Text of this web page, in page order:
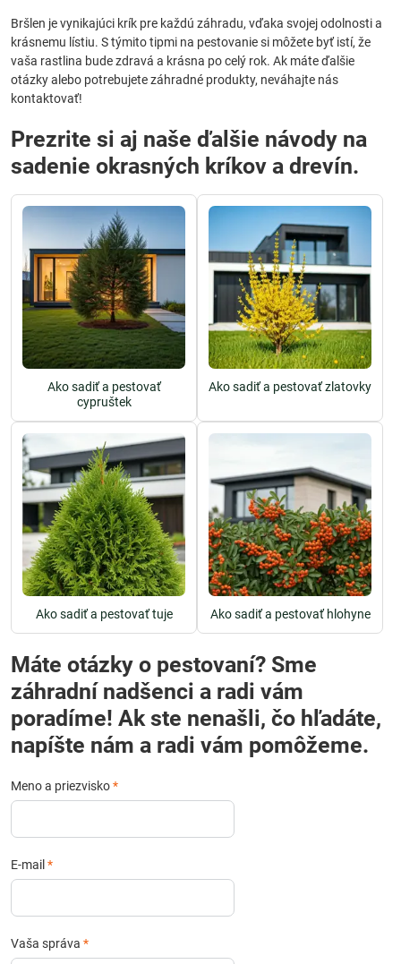
Bršlen je vynikajúci krík pre každú záhradu, vďaka svojej odolnosti a
krásnemu lístiu. S týmito tipmi na pestovanie si môžete byť istí, že
vaša rastlina bude zdravá a krásna po celý rok. Ak máte ďalšie
otázky alebo potrebujete záhradné produkty, neváhajte nás
kontaktovať!
Prezrite si aj naše ďalšie návody na
sadenie okrasných kríkov a drevín.
Ako sadiť a pestovať
cypruštek
Ako sadiť a pestovať zlatovky
Ako sadiť a pestovať tuje Ako sadiť a pestovať hlohyne
Máte otázky o pestovaní? Sme
záhradní nadšenci a radi vám
poradíme! Ak ste nenašli, čo hľadáte,
napíšte nám a radi vám pomôžeme.
Meno a priezvisko*
E-mail *
Vaša správa *